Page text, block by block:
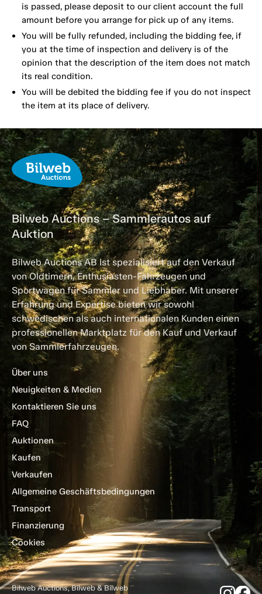
is passed, please deposit to our client account the full
amount before you arrange for pick up of any items.
You will be fully refunded, including the bidding fee, if
you at the time of inspection and delivery is of the
opinion that the description of the item does not match
its real condition.
You will be debited the bidding fee if you do not inspect
the item at its place of delivery.
Bilweb Auctions – Sammlerautos auf
Auktion
Bilweb Auctions AB ist spezialisiert auf den Verkauf
von Oldtimern, Enthusiasten-Fahrzeugen und
Sportwagen für Sammler und Liebhaber. Mit unserer
Erfahrung und Expertise bieten wir sowohl
schwedischen als auch internationalen Kunden einen
professionellen Marktplatz für den Kauf und Verkauf
von Sammlerfahrzeugen.
Über uns
Neuigkeiten & Medien
Kontaktieren Sie uns
FAQ
Auktionen
Kaufen
Verkaufen
Allgemeine Geschäftsbedingungen
Transport
Finanzierung
Cookies
Bilweb Auctions, Bilweb & Bilweb